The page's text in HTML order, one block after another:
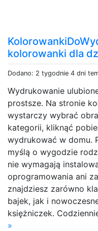
kolorowanki dla
Dodano: 2 tygodnie 4 dni
Wydrukowanie
prostsze. Na stronie
wystarczy wybrać
kategorii, kliknąć
wydrukować w domu.
myślą o wygodzie
nie wymagają
oprogramowania ani
znajdziesz zarówno
bajek, jak i
księżniczek.
»